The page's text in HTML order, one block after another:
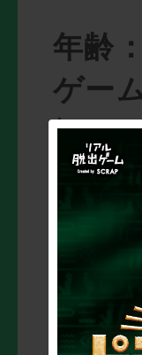
年齢
ゲー
初め
たで
待し
年齢
ーム